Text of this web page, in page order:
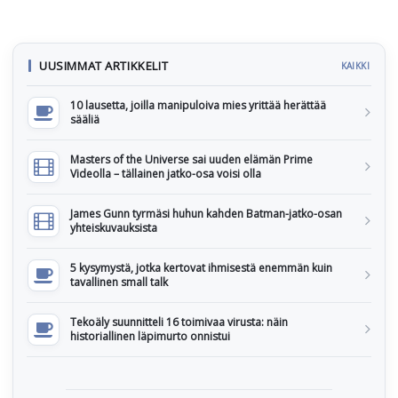
UUSIMMAT ARTIKKELIT KAIKKI
10 lausetta, joilla manipuloiva mies yrittää herättää
sääliä
Masters of the Universe sai uuden elämän Prime
Videolla – tällainen jatko-osa voisi olla
James Gunn tyrmäsi huhun kahden Batman-jatko-osan
yhteiskuvauksista
5 kysymystä, jotka kertovat ihmisestä enemmän kuin
tavallinen small talk
Tekoäly suunnitteli 16 toimivaa virusta: näin
historiallinen läpimurto onnistui